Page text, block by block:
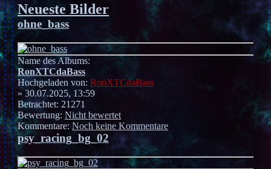
Neueste Bilder
ohne_bass
Name des Albums:
RonXTCdaBass
Hochgeladen von:RonXTCdaBass
» 30.07.2025, 13:59
Betrachtet: 21271
Bewertung:Nicht bewertet
Kommentare: Noch keine Kommentare
psy_racing_bg_02